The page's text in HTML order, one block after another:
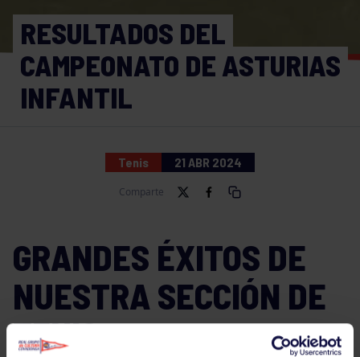
RESULTADOS DEL
CAMPEONATO DE ASTURIAS
INFANTIL
Tenis 21 ABR 2024
Comparte
GRANDES ÉXITOS DE
NUESTRA SECCIÓN DE
TENIS.